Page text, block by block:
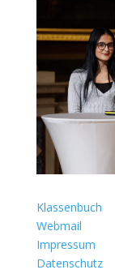
Klassenbuch
Webmail
Impressum
Datenschutz